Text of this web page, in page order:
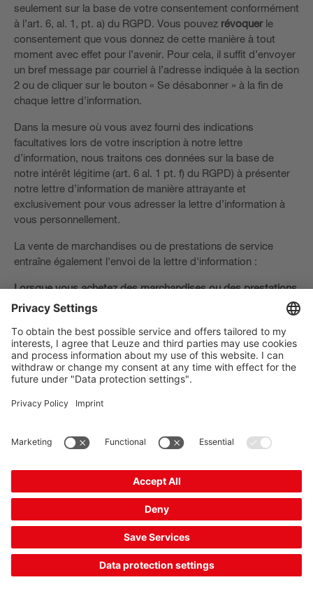
seulement sur la base de votre consentement conformément
à l’art. 6, al. 1, pt. a) du RGPD. Vous pouvez révoquerle
consentement que vous donnez de cette manière à tout
moment avec effet pour l’avenir. Pour cela, il suffit d’envoyer
un bref message par courriel à l’adresse indiquée à la section
2 ou de cliquer sur le bouton « Se désabonner » à la fin de
chaque lettre d’information.
Dans la mesure où vous avez fourni des indications
facultatives lors de votre inscription à notre lettre
d’information, nous traitons ces données sur la base de
notre intérêt légitime (art. 6 al. 1 pt. f) du RGPD) à présenter
notre lettre d’information de manière attrayante et
exclusivement pour vous adresser la lettre d’information à
vous personnellement.
La vente de marchandises ou de prestations de service
entraîne également l'envoi de la lettre d'information :
Lorsque vous achetez des marchandises ou des prestations
de service en renseignant votre adresse électronique, nous
pouvons l'utiliser par la suite pour l'envoi d'une lettre
d'information. Dans un tel cas, la lettre d'information servira
uniquement à faire une publicité ciblée pour nos
marchandises et prestations de service similaires. La base
juridique qui réglemente l'envoi de la lettre d'information suite
défini dans l'article 7, alinéa 3 LCD (loi allemande sur la
Vous pouvez vous opposer à tout moment à l’envoi de la
lettre d’information sur la base d’une relation client existant,
sans que cela n’entraîne d’autres frais que ceux de transfert
selon les tarifs de base.
Il n'y a aucune communication de données à des tiers dans
le cadre du traitement des données pour l'envoi de lettres
d'information. Ces données seront exclusivement utilisées
pour l'envoi de la lettre d'information.